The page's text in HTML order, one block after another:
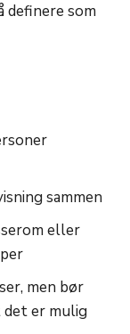
definere som
sammen
eller
men bør
er mulig